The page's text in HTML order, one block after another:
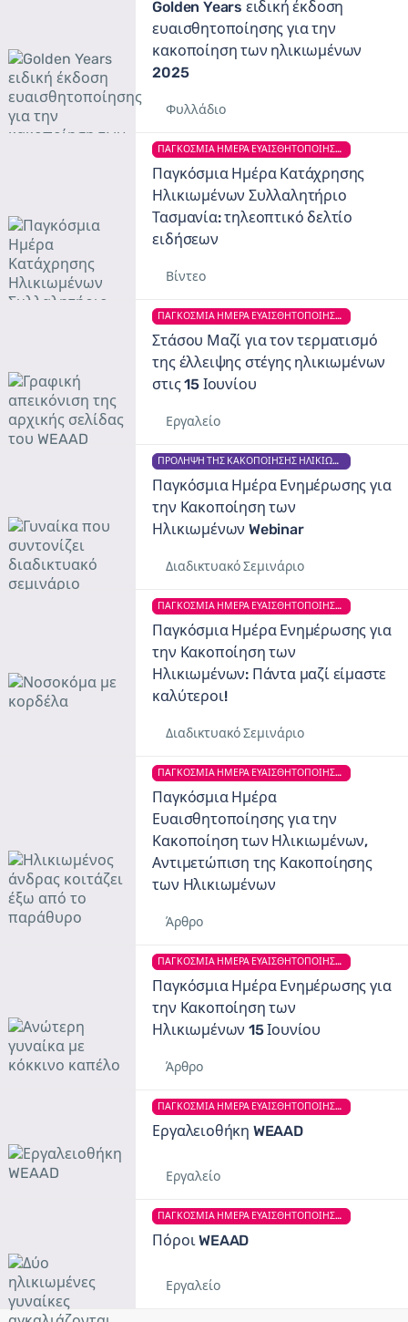
Golden Years ειδική έκδοση
ευαισθητοποίησης για την
κακοποίηση των ηλικιωμένων
2025
Φυλλάδιο
ΠΑΓΚΌΣΜΙΑ ΗΜΈΡΑ ΕΥΑΙΣΘΗΤΟΠΟΊΗΣΗΣ ΓΙΑ ΤΗΝ ΚΑΚΟΠΟΊΗΣΗ ΤΩΝ ΗΛΙΚΙΩΜΈΝΩΝ
Παγκόσμια Ημέρα Κατάχρησης
Ηλικιωμένων Συλλαλητήριο
Τασμανία: τηλεοπτικό δελτίο
ειδήσεων
Βίντεο
ΠΑΓΚΌΣΜΙΑ ΗΜΈΡΑ ΕΥΑΙΣΘΗΤΟΠΟΊΗΣΗΣ ΓΙΑ ΤΗΝ ΚΑΚΟΠΟΊΗΣΗ ΤΩΝ ΗΛΙΚΙΩΜΈΝΩΝ
Στάσου Μαζί για τον τερματισμό
της έλλειψης στέγης ηλικιωμένων
στις 15 Ιουνίου
Εργαλείο
ΠΡΌΛΗΨΗ ΤΗΣ ΚΑΚΟΠΟΊΗΣΗΣ ΗΛΙΚΙΩΜΈΝΩΝ
Παγκόσμια Ημέρα Ενημέρωσης για
την Κακοποίηση των
Ηλικιωμένων Webinar
Διαδικτυακό Σεμινάριο
ΠΑΓΚΌΣΜΙΑ ΗΜΈΡΑ ΕΥΑΙΣΘΗΤΟΠΟΊΗΣΗΣ ΓΙΑ ΤΗΝ ΚΑΚΟΠΟΊΗΣΗ ΤΩΝ ΗΛΙΚΙΩΜΈΝΩΝ
Παγκόσμια Ημέρα Ενημέρωσης για
την Κακοποίηση των
Ηλικιωμένων: Πάντα μαζί είμαστε
καλύτεροι!
Διαδικτυακό Σεμινάριο
ΠΑΓΚΌΣΜΙΑ ΗΜΈΡΑ ΕΥΑΙΣΘΗΤΟΠΟΊΗΣΗΣ ΓΙΑ ΤΗΝ ΚΑΚΟΠΟΊΗΣΗ ΤΩΝ ΗΛΙΚΙΩΜΈΝΩΝ
Παγκόσμια Ημέρα
Ευαισθητοποίησης για την
Κακοποίηση των Ηλικιωμένων,
Αντιμετώπιση της Κακοποίησης
των Ηλικιωμένων
Άρθρο
ΠΑΓΚΌΣΜΙΑ ΗΜΈΡΑ ΕΥΑΙΣΘΗΤΟΠΟΊΗΣΗΣ ΓΙΑ ΤΗΝ ΚΑΚΟΠΟΊΗΣΗ ΤΩΝ ΗΛΙΚΙΩΜΈΝΩΝ
Παγκόσμια Ημέρα Ενημέρωσης για
την Κακοποίηση των
Ηλικιωμένων 15 Ιουνίου
Άρθρο
ΠΑΓΚΌΣΜΙΑ ΗΜΈΡΑ ΕΥΑΙΣΘΗΤΟΠΟΊΗΣΗΣ ΓΙΑ ΤΗΝ ΚΑΚΟΠΟΊΗΣΗ ΤΩΝ ΗΛΙΚΙΩΜΈΝΩΝ
Εργαλειοθήκη WEAAD
Εργαλείο
ΠΑΓΚΌΣΜΙΑ ΗΜΈΡΑ ΕΥΑΙΣΘΗΤΟΠΟΊΗΣΗΣ ΓΙΑ ΤΗΝ ΚΑΚΟΠΟΊΗΣΗ ΤΩΝ ΗΛΙΚΙΩΜΈΝΩΝ
Πόροι WEAAD
Εργαλείο